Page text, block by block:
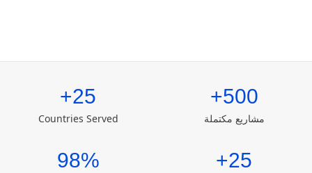
500+
مشاريع مكتملة
25+
Countries Served
25+
98%